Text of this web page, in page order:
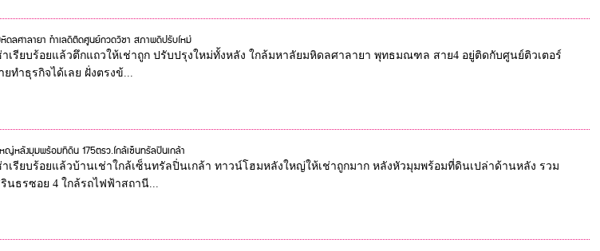
ดลศาลายา ทำเลดีติดศูนย์กวดวิชา สภาพดีปรับใหม่
าเรียบร้อยแล้วตึกแถวให้เช่าถูก ปรับปรุงใหม่ทั้งหลัง ใกล้มหาลัยมหิดลศาลายา พุทธมณฑล สาย4 อยู่ติดกับศูนย์ติวเตอร์
ทำธุรกิจได้เลย ฝั่งตรงข้...
หญ่หลังมุมพร้อมที่ดิน 175ตรว.ใกล้เซ็นทรัลปิ่นเกล้า
าเรียบร้อยแล้วบ้านเช่าใกล้เซ็นทรัลปิ่นเกล้า ทาวน์โฮมหลังใหญ่ให้เช่าถูกมาก หลังหัวมุมพร้อมที่ดินเปล่าด้านหลัง รวม
นธรซอย 4 ใกล้รถไฟฟ้าสถานี...